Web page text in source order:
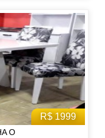
R$ 1999
O